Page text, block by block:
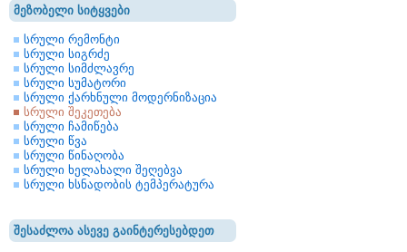
მეზობელი სიტყვები
სრული რემონტი
სრული სიგრძე
სრული სიმძლავრე
სრული სუმატორი
სრული ქარხნული მოდერნიზაცია
სრული შეკეთება
სრული ჩამიწება
სრული წვა
სრული წინაღობა
სრული ხელახალი შეღებვა
სრული ხსნადობის ტემპერატურა
შესაძლოა ასევე გაინტერესებდეთ